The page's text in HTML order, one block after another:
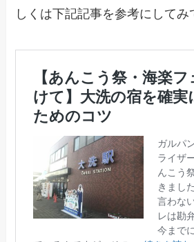
しくは下記記事を参考にしてみ